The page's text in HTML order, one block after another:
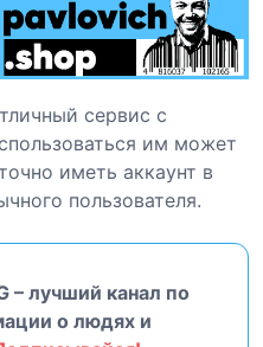
сервис с
им может
иметь аккаунт в
пользователя.
– лучший канал по
о людях и